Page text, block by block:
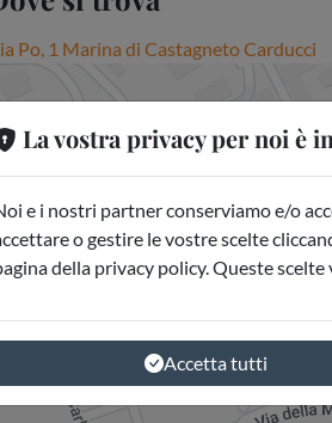
Po, 1 Marina di Castagneto Carducci
La vostra privacy per noi è
e i nostri partner conserviamo e/o
o gestire le vostre scelte
della privacy policy. Queste
Accetta tutti